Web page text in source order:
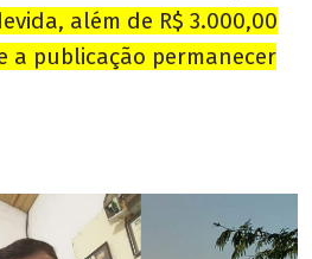
além de R$ 3.000,00
a publicação permanecer